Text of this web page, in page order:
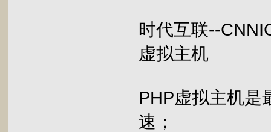
时代互联--
虚拟主机
PHP虚拟主机是
速；